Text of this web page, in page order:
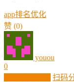
app排名优化
赞 (0)
youou
0
扫码